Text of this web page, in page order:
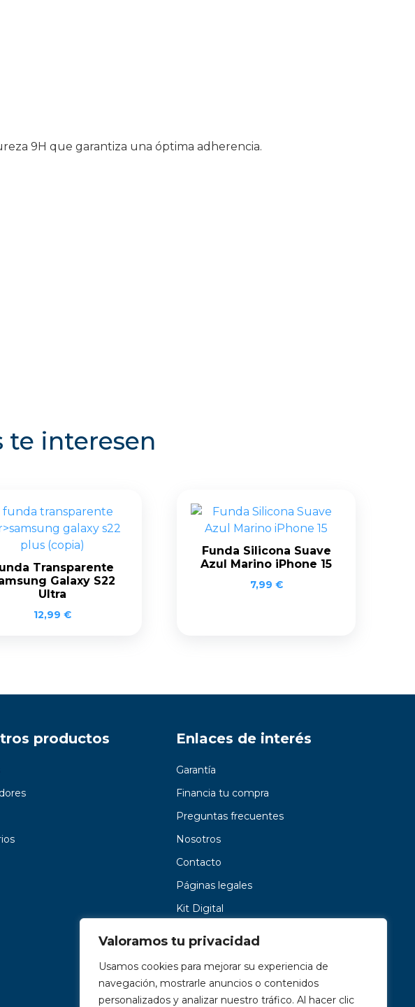
Valoramos tu privacidad
Usamos cookies para mejorar su experiencia de
navegación, mostrarle anuncios o contenidos
personalizados y analizar nuestro tráfico. Al hacer clic
9H que garantiza una óptima adherencia.
te interesen
Transparente
Galaxy S22
Ultra
12,99 €
Funda Silicona Suave
Azul Marino iPhone 15
7,99 €
productos Enlaces de interés
Garantía
Financia tu compra
Preguntas frecuentes
Nosotros
Contacto
Páginas legales
Kit Digital